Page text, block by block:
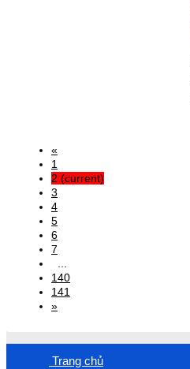
«
1
2 (current)
3
4
5
6
7
140
141
»
Trang chủ